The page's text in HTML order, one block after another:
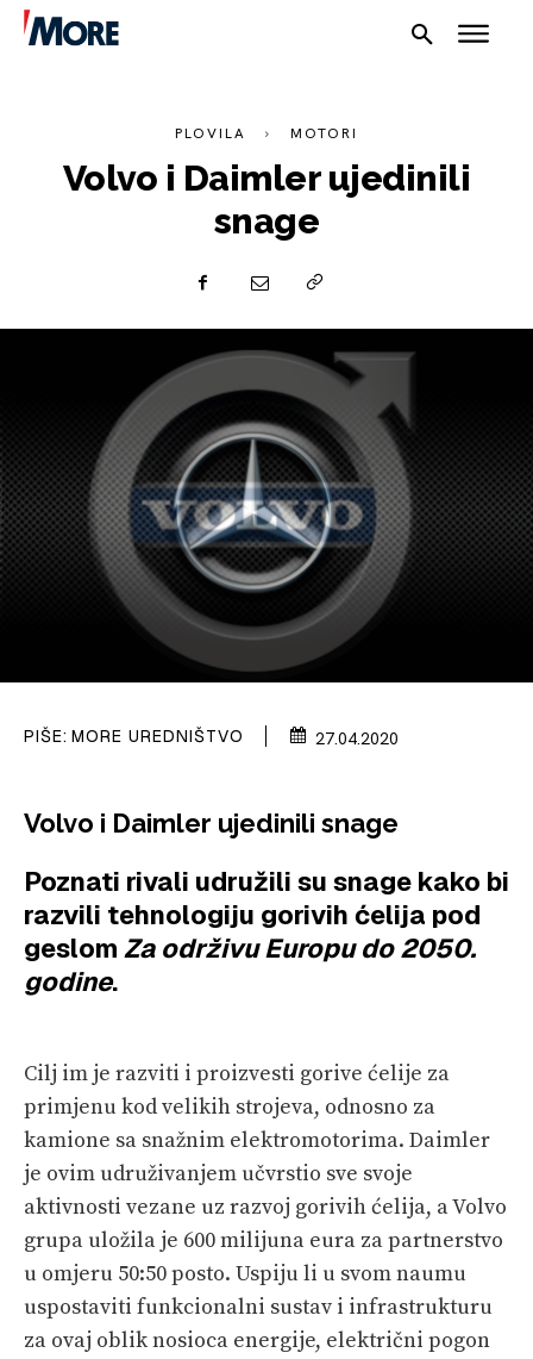
SPORT
PLOVILA
PLOVIDBA
SPIZA
VELIKE PRIČE
PRETPLATA
PLOVILA MOTORI
Volvo i Daimler ujedinili
snage
PIŠE: MORE UREDNIŠTVO 27.04.2020
Volvo i Daimler ujedinili snage
Poznati rivali udružili su snage kako bi
razvili tehnologiju gorivih ćelija pod
geslom Za održivu Europu do 2050.
godine.
Cilj im je razviti i proizvesti gorive ćelije za
primjenu kod velikih strojeva, odnosno za
kamione sa snažnim elektromotorima. Daimler
je ovim udruživanjem učvrstio sve svoje
aktivnosti vezane uz razvoj gorivih ćelija, a Volvo
grupa uložila je 600 milijuna eura za partnerstvo
u omjeru 50:50 posto. Uspiju li u svom naumu
uspostaviti funkcionalni sustav i infrastrukturu
za ovaj oblik nosioca energije, električni pogon